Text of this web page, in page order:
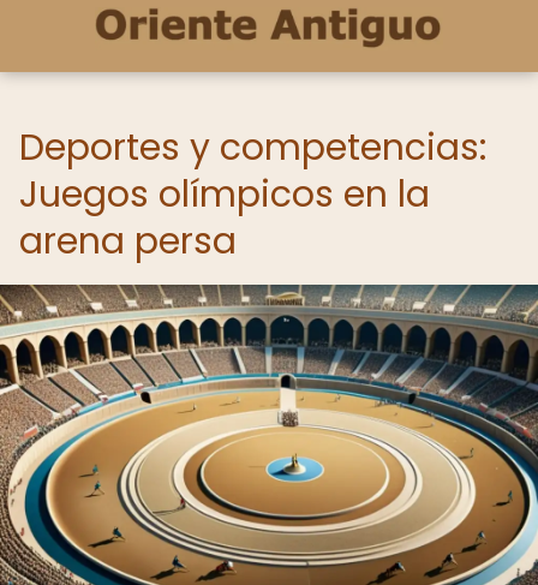
Deportes y competencias:
Juegos olímpicos en la
arena persa